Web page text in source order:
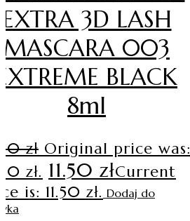
EXTRA 3D LASH
MASCARA 003
BLACK
8ml
zł Original price was:
zł. 11.50 złCurrent
is: 11.50 zł. Dodaj do